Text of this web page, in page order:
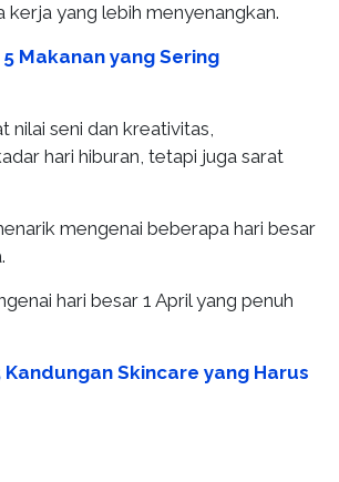
yang lebih menyenangkan.
Makanan yang Sering
nilai seni dan kreativitas,
hari hiburan, tetapi juga sarat
mengenai beberapa hari besar
hari besar 1 April yang penuh
Kandungan Skincare yang Harus